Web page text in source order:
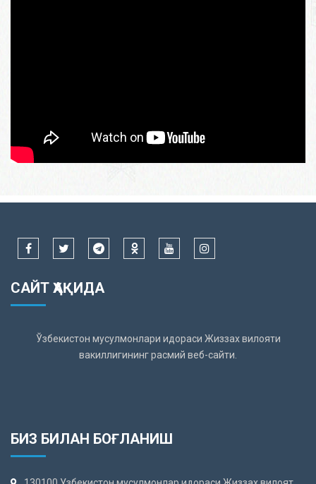
САЙТ ҲАҚИДА
Ўзбекистон мусулмонлари идораси Жиззах вилояти
вакиллигининг расмий веб-сайти.
БИЗ БИЛАН БОҒЛАНИШ